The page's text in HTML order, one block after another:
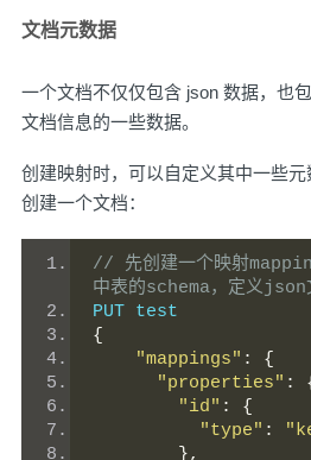
文档元数据
一个文档不仅仅包含 json 数据，也
文档信息的一些数据。
创建映射时，可以自定义其中一些元
创建一个文档：
// 先创建一个映射
中表的schema，定义json
PUT test
{
"mappings" :
{
"properties" :
"id" :
{
"type" :
},